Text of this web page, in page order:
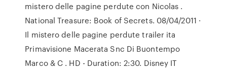
mistero delle pagine perdute con Nicolas .
National Treasure: Book of Secrets. 08/04/2011 ·
Il mistero delle pagine perdute trailer ita
Primavisione Macerata Snc Di Buontempo
Marco & C . HD - Duration: 2:30. Disney IT